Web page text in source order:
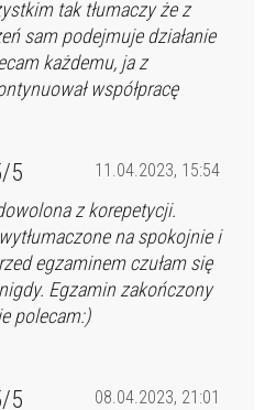
tak tłumaczy że z
sam podejmuje działanie
każdemu, ja z
współpracę
11.04.2023, 15:54
5
z korepetycji.
na spokojnie i
egzaminem czułam się
Egzamin zakończony
polecam:)
08.04.2023, 21:01
5